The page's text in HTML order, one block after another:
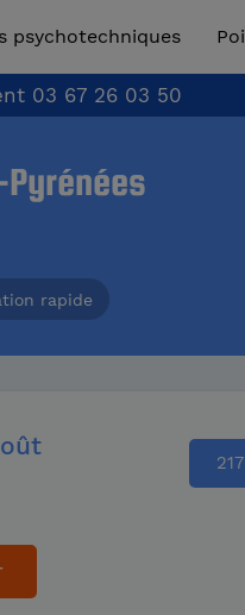
psychotechniques
03 67 26 03 50
rapide
217